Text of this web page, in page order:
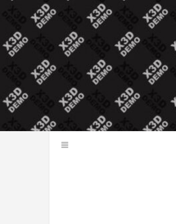
Llama Ahora
Sobre Nosotros
Estamos disponibles para todo
usando la forma de contacto aquí.
Gracias